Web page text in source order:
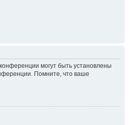
могут быть установлены
Помните, что ваше